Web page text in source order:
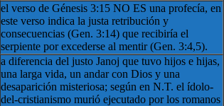
el verso de Génesis 3:15 NO ES una profecía, en
este verso indica la justa retribución y
consecuencias (Gen. 3:14) que recibiría el
serpiente por excederse al mentir (Gen. 3:4,5).
a diferencia del justo Janoj que tuvo hijos e hijas,
una larga vida, un andar con Dios y una
desaparición misteriosa; según en N.T. el ídolo-
del-cristianismo murió ejecutado por los romanos